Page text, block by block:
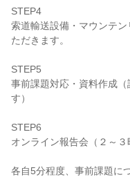
STEP4
索道輸送設備・マウンテ
ただきます。
STEP5
事前課題対応・資料作成
す）
STEP6
オンライン報告会（２～３
各自5分程度、事前課題に